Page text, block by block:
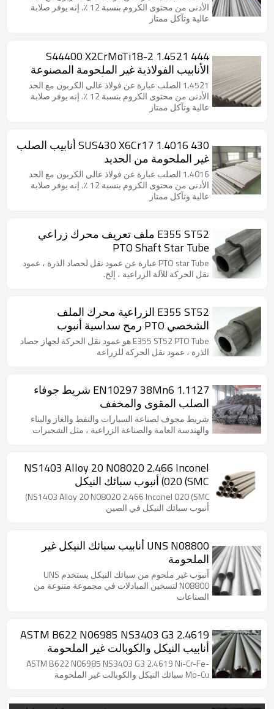
الأدنى من محتوى الكروم بنسبة 12 ٪. إنه يوفر صلابة
عالية وتآكل ممتاز
444 S44400 X2CrMoTi18-2 1.4521
الأنابيب الفولاذية غير الملحومة المصنوعة
من الفولاذ المقاوم للصدأ
1.4521 الصلب عبارة عن فولاذ عالي الكربون مع الحد
الأدنى من محتوى الكروم بنسبة 12 ٪. إنه يوفر صلابة
عالية وتآكل ممتاز
430 SUS430 X6Cr17 1.4016 أنابيب الصلب
غير الملحومة من الحديد
1.4016 الصلب عبارة عن فولاذ عالي الكربون مع الحد
الأدنى من محتوى الكروم بنسبة 12 ٪. إنه يوفر صلابة
عالية وتآكل ممتاز
E355 ST52 ملف تعريف محرك زراعي
PTO Shaft Star Tube
PTO star Tube عبارة عن عمود نقل لحصاد الذرة ، عمود
نقل الحركة للآلة الزراعية ، إلخ.
E355 ST52 الزراعية محرك الملف
الشخصي PTO رمح سداسية أنبوب
E355 ST52 PTO Tube هو عمود نقل الحركة لجهاز حصاد
الذرة ، عمود نقل الحركة للزراعة
EN10297 38Mn6 1.1127 شريط جوفاء
الصلب المقوى والمخفف
شريط مجوف لصناعة السيارات والنفط والغاز والبناء
والهندسة العامة والصناعة الزراعية ، مثل الشجيرات
NS1403 Alloy 20 N08020 2.466 Inconel
020 (SMC) أنبوب سبائك النيكل
NS1403 Alloy 20 N08020 2.466 Inconel 020 (SMC)
أنبوب سبائك النيكل في الصين
UNS N08800 أنابيب سبائك النيكل غير
الملحومة
أنبوب غير ملحوم من سبائك النيكل يستخدم UNS
N08800 لتسخين المبادلات في مجموعة متنوعة من
الصناعات
ASTM B622 N06985 NS3403 G3 2.4619
أنابيب النيكل والكوبالت غير الملحومة
ASTM B622 N06985 NS3403 G3 2.4619 Ni-Cr-Fe-
Mo-Cu سبائك النيكل والكوبالت غير الملحومة